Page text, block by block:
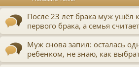
После 23 лет брака муж ушёл
первого брака, а семья
Муж снова запил: осталась
ребёнком, не знаю, как